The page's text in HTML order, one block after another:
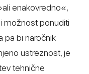
enakovredno«,
možnost ponuditi
pa bi naročnik
ustreznost, je
tehnične